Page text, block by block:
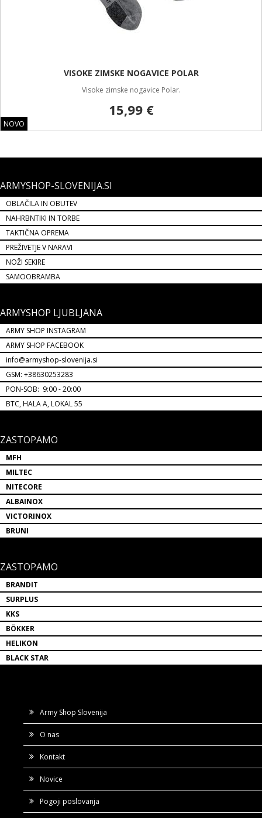
NOVO
VISOKE ZIMSKE NOGAVICE POLAR
Visoke zimske nogavice Polar.
15,99 €
ARMYSHOP-SLOVENIJA.SI
OBLAČILA IN OBUTEV
NAHRBNTIKI IN TORBE
TAKTIČNA OPREMA
PREŽIVETJE V NARAVI
NOŽI SEKIRE
SAMOOBRAMBA
ARMYSHOP LJUBLJANA
ARMY SHOP INSTAGRAM
ARMY SHOP FACEBOOK
info@armyshop-slovenija.si
GSM: +38630253283
PON-SOB: 9:00 - 20:00
BTC, HALA A, LOKAL 55
ZASTOPAMO
MFH
MILTEC
NITECORE
ALBAINOX
VICTORINOX
BRUNI
ZASTOPAMO
BRANDIT
SURPLUS
KKS
BÖKKER
HELIKON
BLACK STAR
Army Shop Slovenija
O nas
Kontakt
Novice
Pogoji poslovanja